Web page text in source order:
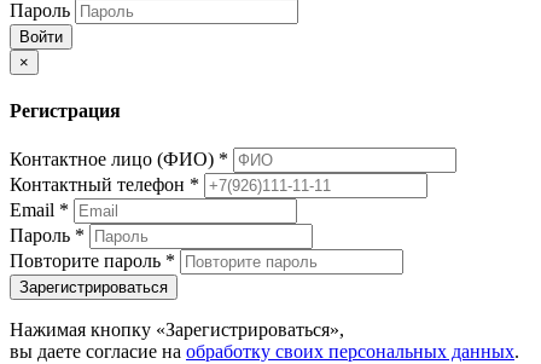
Пароль
Войти
×
Регистрация
Контактное лицо (ФИО) *
Контактный телефон *
Email *
Пароль *
Повторите пароль *
Зарегистрироваться
Нажимая кнопку «Зарегистрироваться»,
вы даете согласие на обработку своих персональных данных.